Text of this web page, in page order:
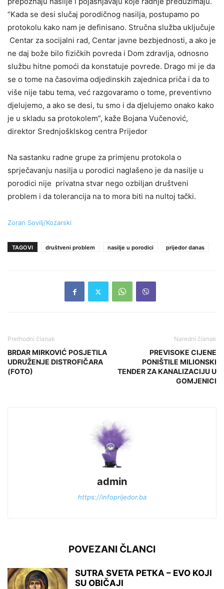
“Kada se desi slučaj porodičnog nasilja, postupamo po
protokolu kako nam je definisano. Stručna služba uključuje
Centar za socijalni rad, Centar javne bezbjednosti, a ako je
ne daj bože bilo fizičkih povreda i Dom zdravlja, odnosno
službu hitne pomoći da konstatuje povrede. Drago mi je da
se o tome na časovima odjedinskih zajednica priča i da to
više nije tabu tema, već razgovaramo o tome, preventivno
djelujemo, a ako se desi, tu smo i da djelujemo onako kako
je u skladu sa protokolem”, kaže Bojana Vučenović,
direktor Srednjošklskog centra Prijedor
Na sastanku radne grupe za primjenu protokola o
sprječavanju nasilja u porodici naglašeno je da nasilje u
porodici nije privatna stvar nego ozbiljan društveni
problem i da tolerancija na to mora biti na nultoj tački.
Zoran Sovilj/Kozarski
TAGOVI društveni problem nasilje u porodici prijedor danas
Prethodni članak
BRDAR MIRKOVIĆ POSJETILA
UDRUŽENJE DISTROFIČARA
(FOTO)
Naredni članak
PREVISOKE CIJENE
PONIŠTILE MILIONSKI
TENDER ZA KANALIZACIJU U
GOMJENICI
admin
https://infoprijedor.ba
POVEZANI ČLANCI
SUTRA SVETA PETKA – EVO KOJI
SU OBIČAJI